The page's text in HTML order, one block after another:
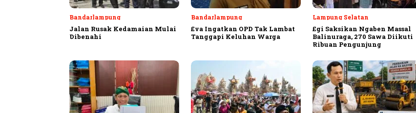
Bandarlampung
Jalan Rusak Kedamaian Mulai
Dibenahi
Bandarlampung
Eva Ingatkan OPD Tak Lambat
Tanggapi Keluhan Warga
Lampung Selatan
Egi Saksikan Ngaben Massal
Balinuraga, 270 Sawa Diikuti
Ribuan Pengunjung